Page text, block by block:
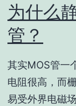
为什么
管？
其实MOS管一
电阻很高，而
易受外界电磁